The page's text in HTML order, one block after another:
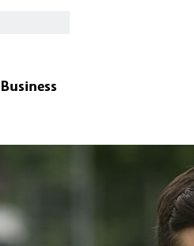
Business